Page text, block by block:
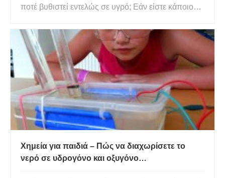
ποτέ βυθιστεί εντελώς σε υγρό; Εάν είστε κάποιος
πρέπει να είναι προφανής. Περιέργως, υπάρχουν
κάποιοι που ισχυρίζονται ότι δεν είχαν ποτέ τέτοιες
εμπειρίες. Κάνο
Χημεία για παιδιά – Πώς να διαχωρίσετε το
νερό σε υδρογόνο και οξυγόνο